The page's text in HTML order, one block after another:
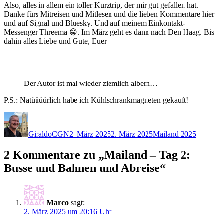
Also, alles in allem ein toller Kurztrip, der mir gut gefallen hat.
Danke fürs Mitreisen und Mitlesen und die lieben Kommentare hier
und auf Signal und Bluesky. Und auf meinem Einkontakt-
Messenger Threema 😁. Im März geht es dann nach Den Haag. Bis
dahin alles Liebe und Gute, Euer
Der Autor ist mal wieder ziemlich albern…
P.S.: Natüüüürlich habe ich Kühlschrankmagneten gekauft!
Autor
GiraldoCGN2. März 20252. März 2025Mailand 2025
2 Kommentare zu „Mailand – Tag 2:
Busse und Bahnen und Abreise“
Marco sagt:
2. März 2025 um 20:16 Uhr